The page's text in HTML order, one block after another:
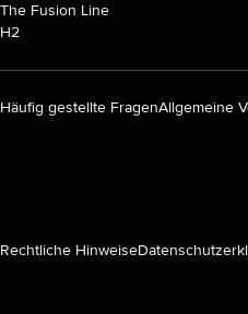
The Fusion Line
H2
Häufig gestellte FragenAllgemeine
Rechtliche Hinweise